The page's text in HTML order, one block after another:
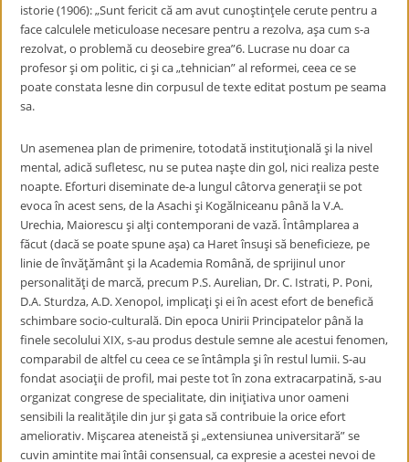
istorie (1906): „Sunt fericit că am avut cunoştinţele cerute pentru a
face calculele meticuloase necesare pentru a rezolva, aşa cum s-a
rezolvat, o problemă cu deosebire grea”6. Lucrase nu doar ca
profesor şi om politic, ci şi ca „tehnician” al reformei, ceea ce se
poate constata lesne din corpusul de texte editat postum pe seama
sa.
Un asemenea plan de primenire, totodată instituţională şi la nivel
mental, adică sufletesc, nu se putea naşte din gol, nici realiza peste
noapte. Eforturi diseminate de-a lungul câtorva generaţii se pot
evoca în acest sens, de la Asachi şi Kogălniceanu până la V.A.
Urechia, Maiorescu şi alţi contemporani de vază. Întâmplarea a
făcut (dacă se poate spune aşa) ca Haret însuşi să beneficieze, pe
linie de învăţământ şi la Academia Română, de sprijinul unor
personalităţi de marcă, precum P.S. Aurelian, Dr. C. Istrati, P. Poni,
D.A. Sturdza, A.D. Xenopol, implicaţi şi ei în acest efort de benefică
schimbare socio-culturală. Din epoca Unirii Principatelor până la
finele secolului XIX, s-au produs destule semne ale acestui fenomen,
comparabil de altfel cu ceea ce se întâmpla şi în restul lumii. S-au
fondat asociaţii de profil, mai peste tot în zona extracarpatină, s-au
organizat congrese de specialitate, din iniţiativa unor oameni
sensibili la realităţile din jur şi gata să contribuie la orice efort
ameliorativ. Mişcarea ateneistă şi „extensiunea universitară” se
cuvin amintite mai întâi consensual, ca expresie a acestei nevoi de